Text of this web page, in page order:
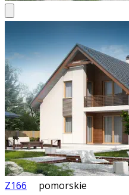
Z166 pomorskie